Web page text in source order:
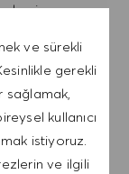
ve sürekli
gerekli
sağlamak,
kullanıcı
istiyoruz.
ve ilgili
içeren
her e-
verilerimin